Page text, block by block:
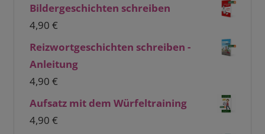
Bildergeschichten schreiben
4,90 €
Reizwortgeschichten schreiben -
Anleitung
4,90 €
Aufsatz mit dem Würfeltraining
4,90 €